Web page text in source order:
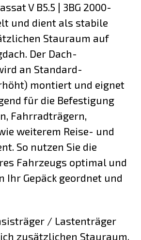
V B5.5 | 3BG 2000-
und dient als stabile
Stauraum auf
Der Dach-
an Standard-
montiert und eignet
für die Befestigung
Fahrradträgern,
weiterem Reise- und
So nutzen Sie die
Fahrzeugs optimal und
Gepäck geordnet und
/ Lastenträger
zusätzlichen Stauraum,